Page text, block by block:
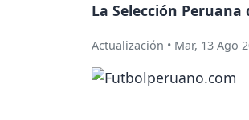
La Selección
Actualización • Mar, 13 Ago